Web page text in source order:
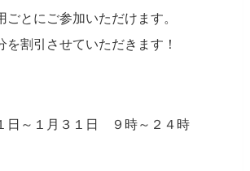
ごとにご参加いただけます。
を割引させていただきます！
日～１月３１日 ９時～２４時